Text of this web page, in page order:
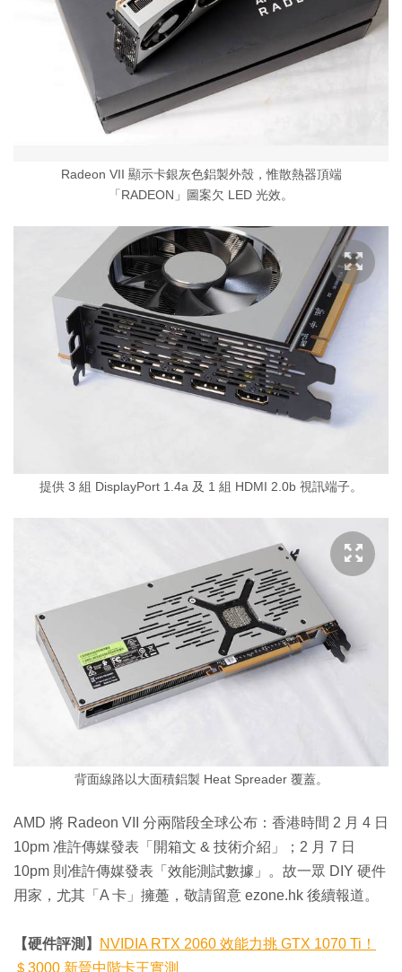
Radeon VII 顯示卡銀灰色鋁製外殼，惟散熱器頂端
「RADEON」圖案欠 LED 光效。
提供 3 組 DisplayPort 1.4a 及 1 組 HDMI 2.0b 視訊端子。
背面線路以大面積鋁製 Heat Spreader 覆蓋。
AMD 將 Radeon VII 分兩階段全球公布：香港時間 2 月 4 日
10pm 准許傳媒發表「開箱文 & 技術介紹」；2 月 7 日
10pm 則准許傳媒發表「效能測試數據」。故一眾 DIY 硬件
用家，尤其「A 卡」擁躉，敬請留意 ezone.hk 後續報道。
【硬件評測】
NVIDIA RTX 2060 效能力挑 GTX 1070 Ti！
＄3000 新晉中階卡王實測